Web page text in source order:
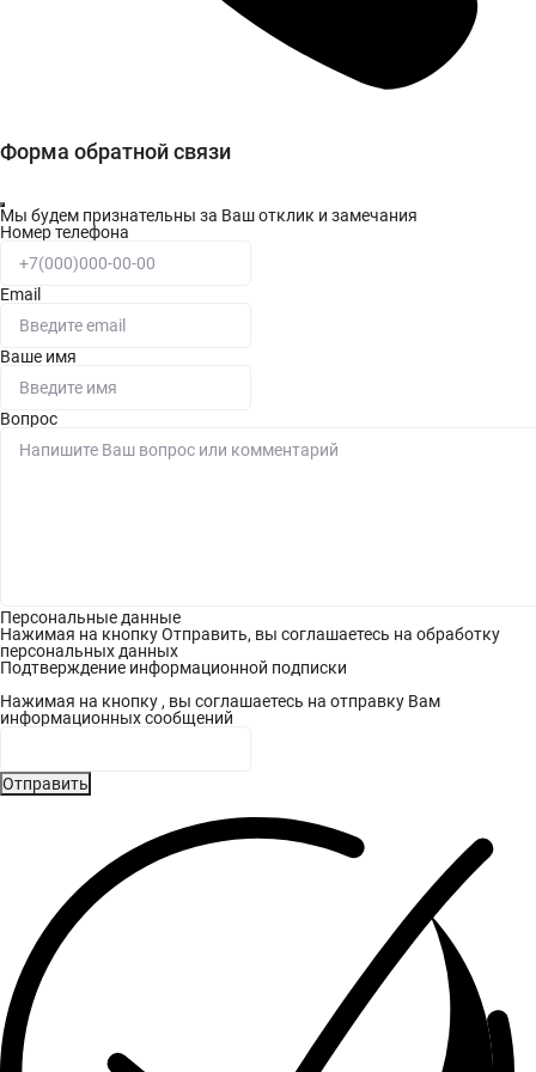
Форма обратной связи
Мы будем признательны за Ваш отклик и замечания
Номер телефона
Email
Ваше имя
Вопрос
Персональные данные
Нажимая на кнопку Отправить, вы соглашаетесь на обработку
персональных данных
Подтверждение информационной подписки
Нажимая на кнопку , вы соглашаетесь на отправку Вам
информационных сообщений
Отправить